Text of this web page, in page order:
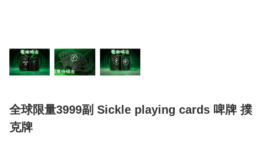
全球限量3999副 Sickle playing cards 啤牌 撲
克牌